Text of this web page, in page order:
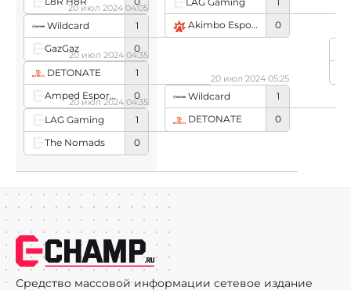
Wildcard
1
GazGaz
0
20 июл 2024 04:05
DETONATE
1
Amped Esports
0
20 июл 2024 04:35
LAG Gaming
1
The Nomads
0
20 июл 2024 04:35
Akimbo Esports
0
Wildcard
1
DETONATE
0
20 июл 2024 05:25
Средство массовой информации сетевое издание